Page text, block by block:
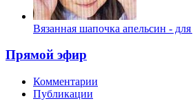
Вязанная шапочка апельсин -
Прямой эфир
Комментарии
Публикации